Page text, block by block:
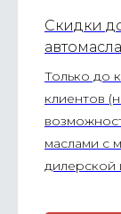
Скидки
Только до
клиентов
маслами с
дилерской